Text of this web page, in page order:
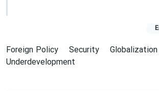
Foreign Policy Security
Globalization
Underdevelopment